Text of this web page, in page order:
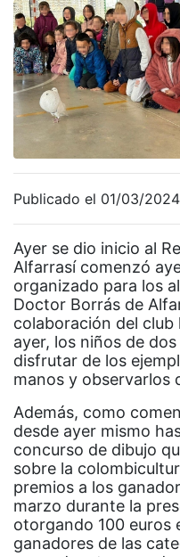
Publicado el 01/03/
Ayer se dio inicio al
Alfarrasí comenzó
organizado para los
Doctor Borrás de
colaboración del club
ayer, los niños de
disfrutar de los
manos y observarlos
Además, como
desde ayer mismo
concurso de dibujo
sobre la
premios a los
marzo durante la
otorgando 100 euros
ganadores de las